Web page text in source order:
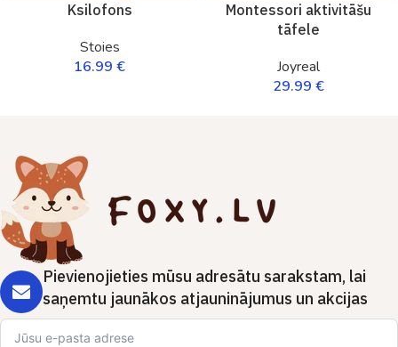
Ksilofons
Stoies
16.99 €
Montessori aktivitāšu
tāfele
Joyreal
29.99 €
Pievienojieties mūsu adresātu sarakstam, lai
saņemtu jaunākos atjauninājumus un akcijas